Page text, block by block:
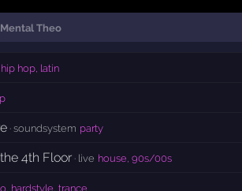
Theo
hop, latin
· soundsystem party
4th Floor· live house, 90s/00s
hardstyle, trance